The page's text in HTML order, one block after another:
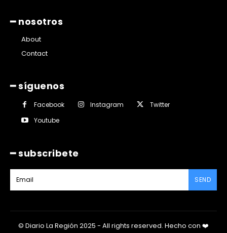
━ nosotros
About
Contact
━ síguenos
Facebook Instagram
Twitter
Youtube
━ subscribete
SEND
© Diario La Región 2025 - All rights reserved. Hecho con ❤️